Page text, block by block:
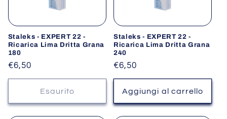
Staleks - EXPERT 22 -
Ricarica Lima Dritta Grana
180
Prezzo
di
€6,50
Esaurito
Staleks - EXPERT 22 -
Ricarica Lima Dritta Grana
240
Prezzo
di
listino
€6,50
Aggiungi al carrello